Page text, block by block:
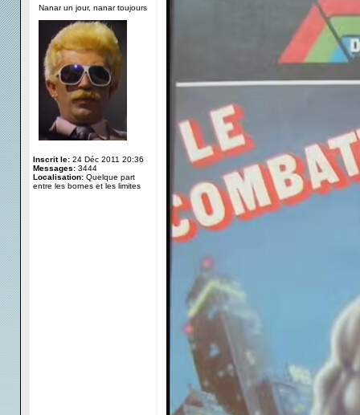
Nanar un jour, nanar toujours
Inscrit le: 24 Déc 2011 20:36
Messages: 3444
Localisation: Quelque part
entre les bornes et les limites